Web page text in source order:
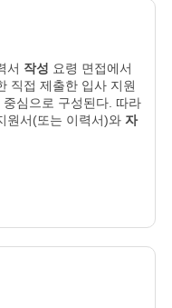
서 작성 요령 면접에서
직접 제출한 입사 지원
심으로 구성된다. 따라
원서(또는 이력서)와 자